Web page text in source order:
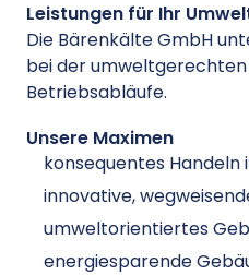
Leistungen für Ihr
Die Bärenkälte GmbH
bei der
Betriebsabläufe.
Unsere Maximen
konsequentes Handeln
innovative,
umweltorientiertes
energiesparende